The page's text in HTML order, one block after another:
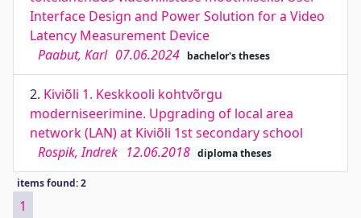
Interface Design and Power Solution for a Video
Latency Measurement Device
Paabut, Karl 07.06.2024 bachelor's theses
2. Kiviõli 1. Keskkooli kohtvõrgu
moderniseerimine. Upgrading of local area
network (LAN) at Kiviõli 1st secondary school
Rospik, Indrek 12.06.2018 diploma theses
items found: 2
1